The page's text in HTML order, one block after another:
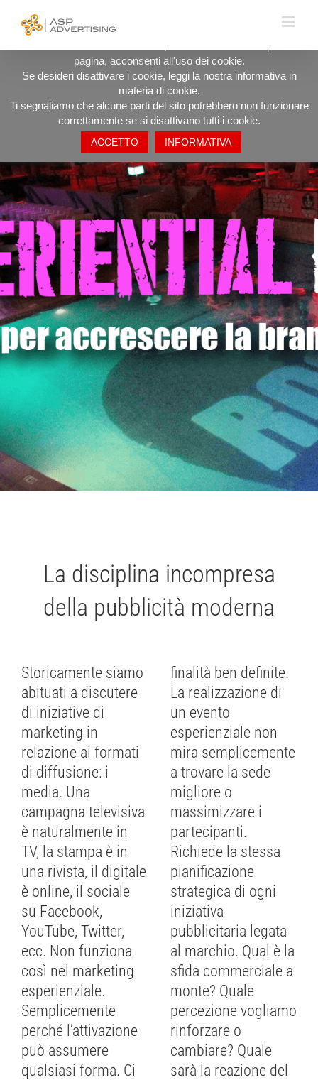
contenuto
La disciplina incompresa
della pubblicità moderna
Storicamente siamo
abituati a discutere
di iniziative di
marketing in
relazione ai formati
di diffusione: i
media. Una
campagna televisiva
è naturalmente in
TV, la stampa è in
una rivista, il digitale
è online, il sociale
su Facebook,
YouTube, Twitter,
ecc. Non funziona
così nel marketing
esperienziale.
Semplicemente
perché l’attivazione
può assumere
qualsiasi forma. Ci
finalità ben definite.
La realizzazione di
un evento
esperienziale non
mira semplicemente
a trovare la sede
migliore o
massimizzare i
partecipanti.
Richiede la stessa
pianificazione
strategica di ogni
iniziativa
pubblicitaria legata
al marchio. Qual è la
sfida commerciale a
monte? Quale
percezione vogliamo
rinforzare o
cambiare? Quale
sarà la reazione del
UTILIZZIAMO I COOKIE PER OFFRIRTI LA MIGLIORE
ESPERIENZA DI NAVIGAZIONE POSSIBILE.
pagina, acconsenti all'uso dei cookie.
Se desideri disattivare i cookie, leggi la nostra informativa in
materia di cookie.
Ti segnaliamo che alcune parti del sito potrebbero non funzionare
correttamente se si disattivano tutti i cookie.
ACCETTO INFORMATIVA